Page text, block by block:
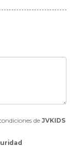
de JVKIDS